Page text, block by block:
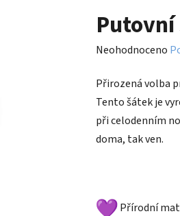
Putovní
Průměrné
produktu
je
0,0
z
Neohodnoceno
Přirozená volba
Tento šátek je
při celodenním
doma, tak ven.
Přírodní